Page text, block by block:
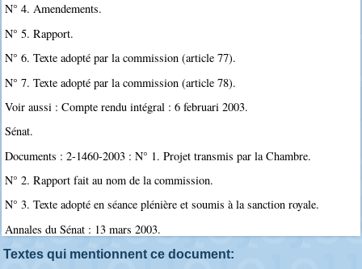
N° 4. Amendements.
N° 5. Rapport.
N° 6. Texte adopté par la commission (article 77).
N° 7. Texte adopté par la commission (article 78).
Voir aussi : Compte rendu intégral : 6 februari 2003.
Sénat.
Documents : 2-1460-2003 : N° 1. Projet transmis par la Chambre.
N° 2. Rapport fait au nom de la commission.
N° 3. Texte adopté en séance plénière et soumis à la sanction royale.
Annales du Sénat : 13 mars 2003.
Textes qui mentionnent ce document: